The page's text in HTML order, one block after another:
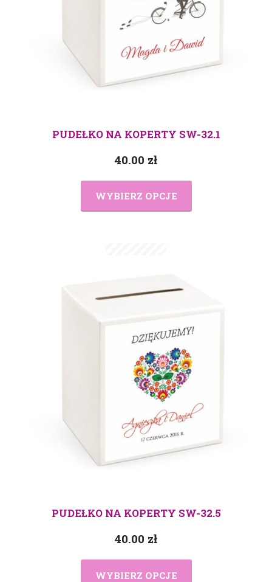
PUDEŁKO NA KOPERTY SW-32.1
40.00 zł
WYBIERZ OPCJE
PUDEŁKO NA KOPERTY SW-32.5
40.00 zł
WYBIERZ OPCJE